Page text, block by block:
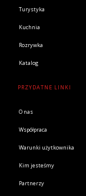
Turystyka
Kuchnia
Rozrywka
Katalog
PRZYDATNE LINKI
O nas
Współpraca
Warunki użytkownika
Kim jesteśmy
Partnerzy